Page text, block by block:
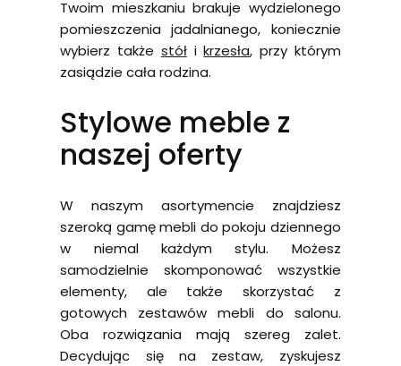
Twoim mieszkaniu brakuje wydzielonego
pomieszczenia jadalnianego, koniecznie
wybierz także stółikrzesła, przy którym
zasiądzie cała rodzina.
Stylowe meble z
naszej oferty
W naszym asortymencie znajdziesz
szeroką gamę mebli do pokoju dziennego
w niemal każdym stylu. Możesz
samodzielnie skomponować wszystkie
elementy, ale także skorzystać z
gotowych zestawów mebli do salonu.
Oba rozwiązania mają szereg zalet.
Decydując się na zestaw, zyskujesz